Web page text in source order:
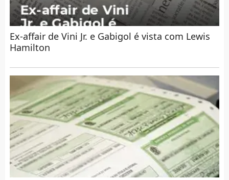
Ex-affair de Vini Jr. e Gabigol é vista com Lewis
Hamilton